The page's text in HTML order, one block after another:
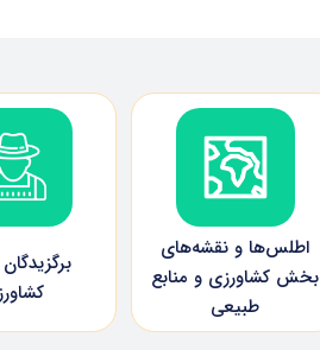
اطلس‌ها و نقشه‌های
بخش کشاورزی و منابع
طبیعی